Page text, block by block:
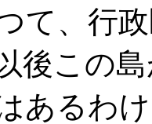
て、行
後この
あるわ